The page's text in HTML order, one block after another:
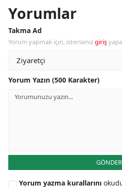
Yorumlar
Takma Ad
Yorum yapmak için, istersenizgiriş
Yorum Yazın (500 Karakter)
GÖNDER
Yorum yazma kurallarını